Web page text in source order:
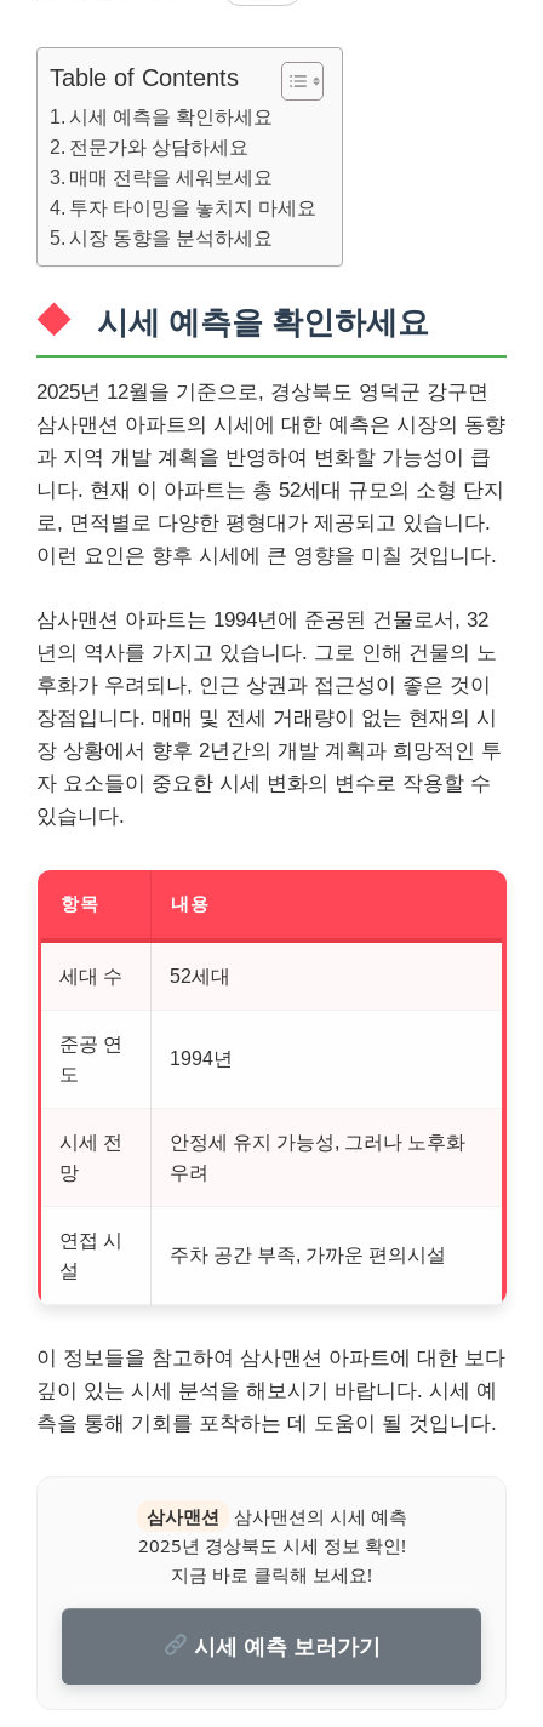
Table of Contents
시세 예측을 확인하세요
전문가와 상담하세요
매매 전략을 세워보세요
투자 타이밍을 놓치지 마세요
시장 동향을 분석하세요
시세 예측을 확인하세요
2025년 12월을 기준으로, 경상북도 영덕군 강구면
삼사맨션 아파트의 시세에 대한 예측은 시장의 동향
과 지역 개발 계획을 반영하여 변화할 가능성이 큽
니다. 현재 이 아파트는 총 52세대 규모의 소형 단지
로, 면적별로 다양한 평형대가 제공되고 있습니다.
이런 요인은 향후 시세에 큰 영향을 미칠 것입니다.
삼사맨션 아파트는 1994년에 준공된 건물로서, 32
년의 역사를 가지고 있습니다. 그로 인해 건물의 노
후화가 우려되나, 인근 상권과 접근성이 좋은 것이
장점입니다. 매매 및 전세 거래량이 없는 현재의 시
장 상황에서 향후 2년간의 개발 계획과 희망적인 투
자 요소들이 중요한 시세 변화의 변수로 작용할 수
있습니다.
항목 내용
세대 수 52세대
준공 연
도
1994년
시세 전
망
안정세 유지 가능성, 그러나 노후화
우려
연접 시
설
주차 공간 부족, 가까운 편의시설
이 정보들을 참고하여 삼사맨션 아파트에 대한 보다
깊이 있는 시세 분석을 해보시기 바랍니다. 시세 예
측을 통해 기회를 포착하는 데 도움이 될 것입니다.
삼사맨션
삼사맨션의 시세 예측
2025년 경상북도 시세 정보 확인!
지금 바로 클릭해 보세요!
시세 예측 보러가기